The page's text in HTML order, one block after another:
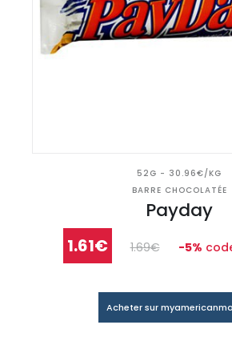
52G - 30.96€/KG
BARRE CHOCOLATÉE
Payday
1.61€ 1.69€ -5%
Acheter sur